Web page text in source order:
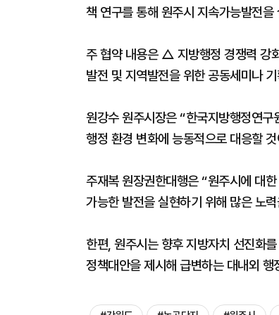
책 연구를 통해 원주시 지속가능발전을
주 협약 내용은 △ 지방행정 경쟁력 강
발전 및 지역발전을 위한 공동세미나
원강수 원주시장은 “한국지방행정연
행정 환경 변화에 능동적으로 대응할
주재복 원장권한대행은 “원주시에 대
가능한 발전을 실현하기 위해 많은 노
한편, 원주시는 향후 지방자치 선진화
정책대안을 제시해 급변하는 대내외